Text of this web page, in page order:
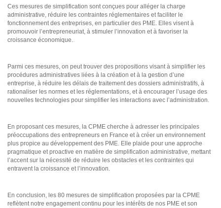
Ces mesures de simplification sont conçues pour alléger la charge
administrative, réduire les contraintes réglementaires et faciliter le
fonctionnement des entreprises, en particulier des PME. Elles visent à
promouvoir l’entrepreneuriat, à stimuler l’innovation et à favoriser la
croissance économique.
Parmi ces mesures, on peut trouver des propositions visant à simplifier les
procédures administratives liées à la création et à la gestion d’une
entreprise, à réduire les délais de traitement des dossiers administratifs, à
rationaliser les normes et les réglementations, et à encourager l’usage des
nouvelles technologies pour simplifier les interactions avec l’administration.
En proposant ces mesures, la CPME cherche à adresser les principales
préoccupations des entrepreneurs en France et à créer un environnement
plus propice au développement des PME. Elle plaide pour une approche
pragmatique et proactive en matière de simplification administrative, mettant
l’accent sur la nécessité de réduire les obstacles et les contraintes qui
entravent la croissance et l’innovation.
En conclusion, les 80 mesures de simplification proposées par la CPME
reflètent notre engagement continu pour les intérêts de nos PME et son